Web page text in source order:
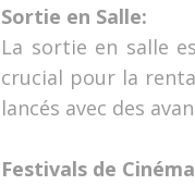
Sortie en Salle:
La sortie en salle
crucial pour la
lancés avec des
Festivals de